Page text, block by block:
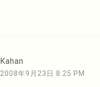
Kahan
2008年9月23日 8:25 PM